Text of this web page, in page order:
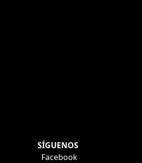
SÍGUENOS
Facebook